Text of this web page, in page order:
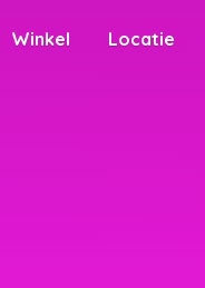
Winkel Locatie